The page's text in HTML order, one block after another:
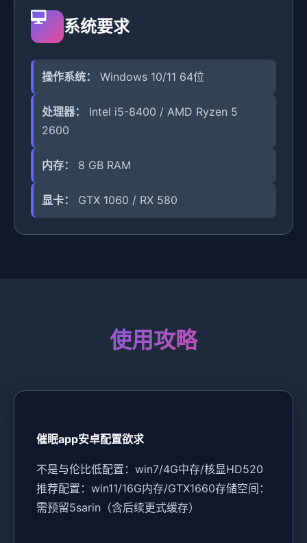
系统要求
操作系统： Windows 10/11 64位
处理器：
Intel i5-8400 / AMD Ryzen 5
2600
内存： 8 GB RAM
显卡： GTX 1060 / RX 580
使用攻略
催眠app安卓配置欲求
​不是与伦比低配置​ ​：win7/4G中存/核显HD520
推荐配置​ ​：win11/16G内存/GTX1660​存储空间​ ​：
需预留5sarin（含后续更式缓存）